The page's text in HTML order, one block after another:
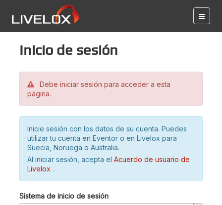
Inicio de sesión
Debe iniciar sesión para acceder a esta
página.
Inicie sesión con los datos de su cuenta. Puedes
utilizar tu cuenta en Eventor o en Livelox para
Suecia, Noruega o Australia.
Al iniciar sesión, acepta el Acuerdo de usuario de
Livelox .
Sistema de inicio de sesión